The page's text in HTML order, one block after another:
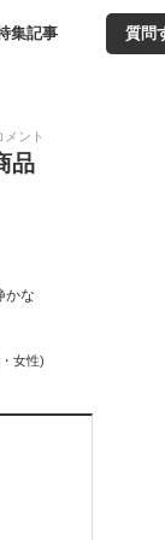
集記事 質問
メント
品
かな
女性)